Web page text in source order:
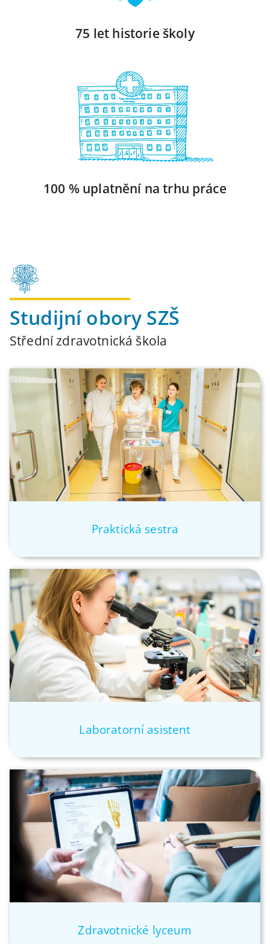
75 let historie školy
100 % uplatnění na trhu práce
Studijní obory SZŠ
Střední zdravotnická škola
Praktická sestra
Laboratorní asistent
Zdravotnické lyceum